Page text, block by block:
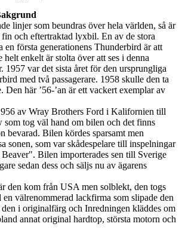
linjer som beundras över hela världen, så är
och eftertraktad lyxbil. En av de stora
en första generationens Thunderbird är att
helt enkelt är stolta över att ses i denna
1957 var det sista året för den ursprungliga
med två passagerare. 1958 skulle den ta
Den här ’56-’an är ett vackert exemplar av
av Wray Brothers Ford i Kalifornien till
tog väl hand om bilen och det finns
bevarad. Bilen kördes sparsamt men
sonen, som var skådespelare till inspelningar
Bilen importerades sen till Sverige
sedan dess och säljs nu av ägarens
den kom från USA men solblekt, den togs
välrenommerad lackfirma som slipade den
i originalfärg och Inredningen kläddes om
annat original hardtop, största motorn och